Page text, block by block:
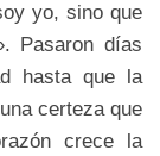
yo, sino que
Pasaron días
hasta que la
certeza que
crece la